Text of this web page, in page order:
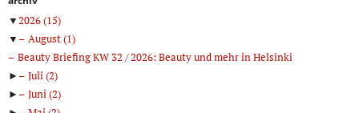
▼2026(15)
▼
August(1)
Beauty Briefing KW 32 / 2026: Beauty und mehr in Helsinki
►
Juli(2)
►
Juni(2)